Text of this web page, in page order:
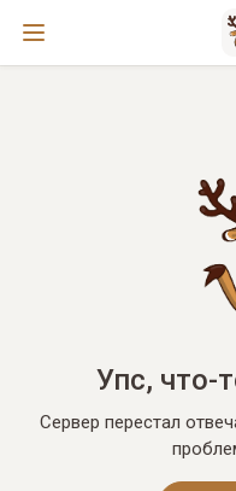
Упс, что-
Сервер перестал